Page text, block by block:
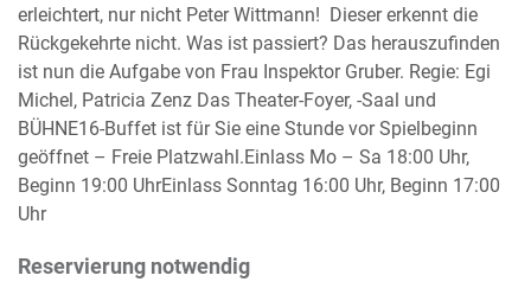
erleichtert, nur nicht Peter Wittmann! Dieser erkennt die
Rückgekehrte nicht. Was ist passiert? Das herauszufinden
ist nun die Aufgabe von Frau Inspektor Gruber. Regie: Egi
Michel, Patricia Zenz Das Theater-Foyer, -Saal und
BÜHNE16-Buffet ist für Sie eine Stunde vor Spielbeginn
geöffnet – Freie Platzwahl.Einlass Mo – Sa 18:00 Uhr,
Beginn 19:00 UhrEinlass Sonntag 16:00 Uhr, Beginn 17:00
Uhr
Reservierung notwendig